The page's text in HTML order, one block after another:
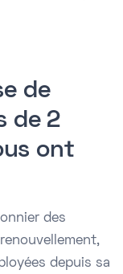
de
de 2
ont
des
depuis sa